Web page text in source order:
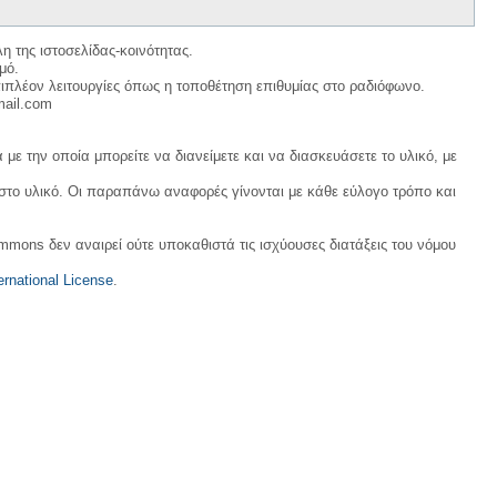
ιστοσελίδας-κοινότητας.
λειτουργίες όπως η τοποθέτηση επιθυμίας στο ραδιόφωνο.
οποία μπορείτε να διανείμετε και να διασκευάσετε το υλικό, με
υλικό. Οι παραπάνω αναφορές γίνονται με κάθε εύλογο τρόπο και
δεν αναιρεί ούτε υποκαθιστά τις ισχύουσες διατάξεις του νόμου
License.